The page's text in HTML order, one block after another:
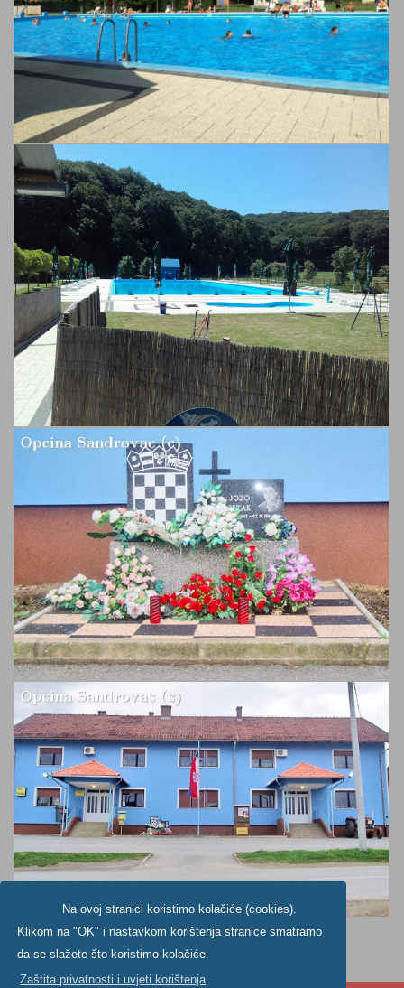
Na ovoj stranici koristimo kolačiće (cookies).
Klikom na "OK" i nastavkom korištenja stranice smatramo
da se slažete što koristimo kolačiće.
Zaštita privatnosti i uvjeti korištenja